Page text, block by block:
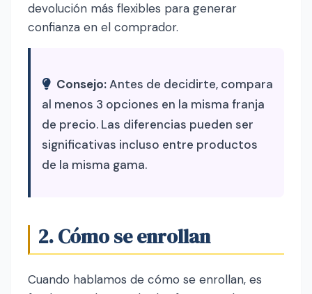
devolución más flexibles para generar
confianza en el comprador.
Consejo:Antes de decidirte, compara
al menos 3 opciones en la misma franja
de precio. Las diferencias pueden ser
significativas incluso entre productos
de la misma gama.
2. Cómo se enrollan
Cuando hablamos de cómo se enrollan, es